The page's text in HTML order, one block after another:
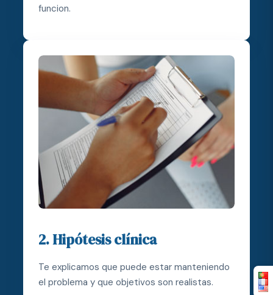
funcion.
2. Hipótesis clínica
Te explicamos que puede estar manteniendo
el problema y que objetivos son realistas.